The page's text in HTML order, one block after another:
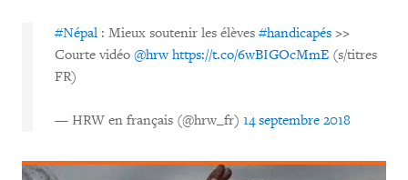
#Népal : Mieux soutenir les élèves #handicapés >>
Courte vidéo @hrw https://t.co/6wBIGOcMmE (s/titres
FR)
— HRW en français (@hrw_fr) 14 septembre 2018